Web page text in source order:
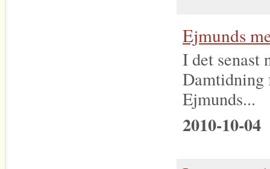
Ejmunds
I det senast
Damtidning
Ejmunds...
2010-10-04